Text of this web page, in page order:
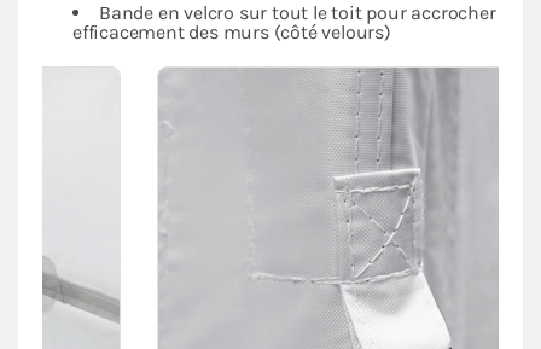
Bande en velcro sur tout le toit pour accrocher
efficacement des murs (côté velours)